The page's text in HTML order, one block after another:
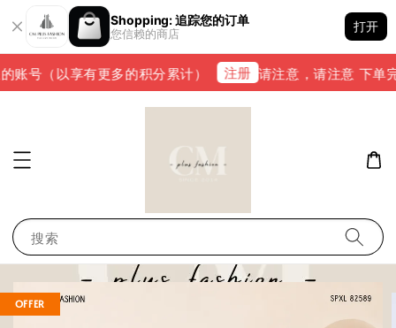
Shopping: 追踪您的订单
您信赖的商店
打开
号（以享有更多的积分累计） 注册 请注意，请注意 下单
搜索
OFFER